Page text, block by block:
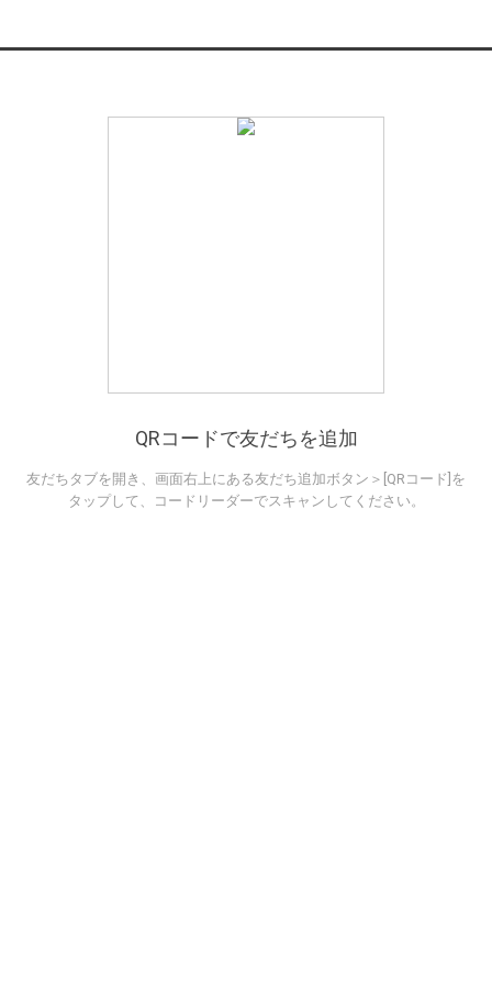
QRコードで友だちを追加
友だちタブを開き、画面右上にある友だち追加ボタン＞[QRコード]を
タップして、コードリーダーでスキャンしてください。